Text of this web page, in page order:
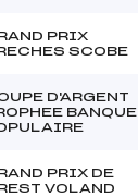
PRIX
SCOBE
D'ARGENT
BANQUE
PRIX DE
VOLAND